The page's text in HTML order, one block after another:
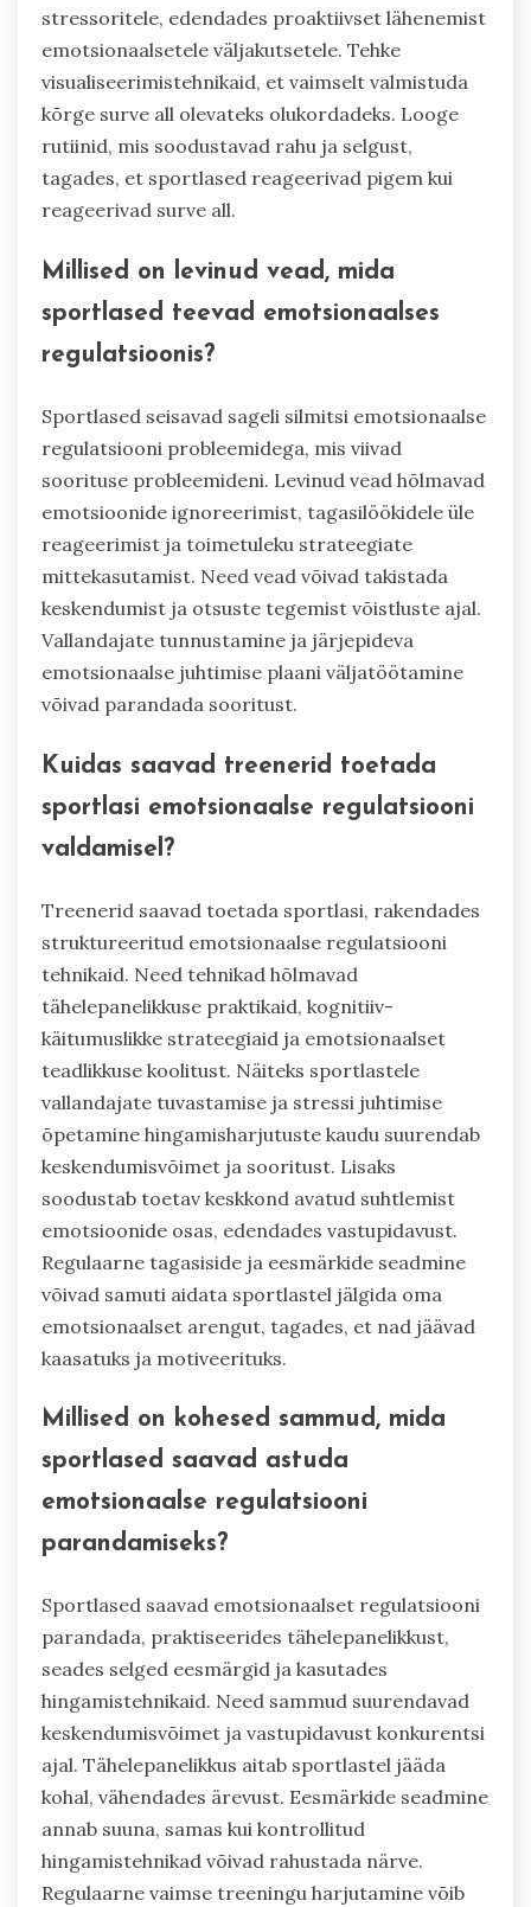
stressoritele, edendades proaktiivset lähenemist
emotsionaalsetele väljakutsetele. Tehke
visualiseerimistehnikaid, et vaimselt valmistuda
kõrge surve all olevateks olukordadeks. Looge
rutiinid, mis soodustavad rahu ja selgust,
tagades, et sportlased reageerivad pigem kui
reageerivad surve all.
Millised on levinud vead, mida
sportlased teevad emotsionaalses
regulatsioonis?
Sportlased seisavad sageli silmitsi emotsionaalse
regulatsiooni probleemidega, mis viivad
soorituse probleemideni. Levinud vead hõlmavad
emotsioonide ignoreerimist, tagasilöökidele üle
reageerimist ja toimetuleku strateegiate
mittekasutamist. Need vead võivad takistada
keskendumist ja otsuste tegemist võistluste ajal.
Vallandajate tunnustamine ja järjepideva
emotsionaalse juhtimise plaani väljatöötamine
võivad parandada sooritust.
Kuidas saavad treenerid toetada
sportlasi emotsionaalse regulatsiooni
valdamisel?
Treenerid saavad toetada sportlasi, rakendades
struktureeritud emotsionaalse regulatsiooni
tehnikaid. Need tehnikad hõlmavad
tähelepanelikkuse praktikaid, kognitiiv-
käitumuslikke strateegiaid ja emotsionaalset
teadlikkuse koolitust. Näiteks sportlastele
vallandajate tuvastamise ja stressi juhtimise
õpetamine hingamisharjutuste kaudu suurendab
keskendumisvõimet ja sooritust. Lisaks
soodustab toetav keskkond avatud suhtlemist
emotsioonide osas, edendades vastupidavust.
Regulaarne tagasiside ja eesmärkide seadmine
võivad samuti aidata sportlastel jälgida oma
emotsionaalset arengut, tagades, et nad jäävad
kaasatuks ja motiveerituks.
Millised on kohesed sammud, mida
sportlased saavad astuda
emotsionaalse regulatsiooni
parandamiseks?
Sportlased saavad emotsionaalset regulatsiooni
parandada, praktiseerides tähelepanelikkust,
seades selged eesmärgid ja kasutades
hingamistehnikaid. Need sammud suurendavad
keskendumisvõimet ja vastupidavust konkurentsi
ajal. Tähelepanelikkus aitab sportlastel jääda
kohal, vähendades ärevust. Eesmärkide seadmine
annab suuna, samas kui kontrollitud
hingamistehnikad võivad rahustada närve.
Regulaarne vaimse treeningu harjutamine võib